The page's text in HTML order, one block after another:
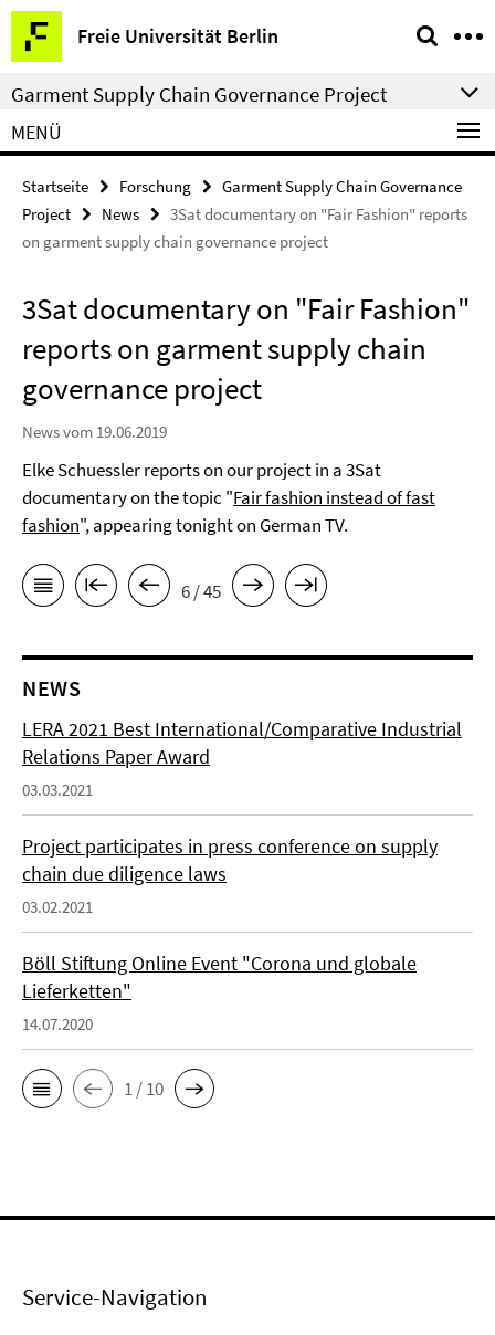
Springe
direkt
zu
Inhalt
Freie Universität Berlin
Service-
Navigation
Garment Supply Chain Governance Project
MENÜ
Startseite Forschung
Garment Supply Chain Governance
Project
News
3Sat documentary on "Fair Fashion" reports
on garment supply chain governance project
3Sat documentary on "Fair Fashion"
reports on garment supply chain
governance project
News vom 19.06.2019
Elke Schuessler reports on our project in a 3Sat
documentary on the topic "Fair fashion instead of fast
fashion", appearing tonight on German TV.
6 / 45
NEWS
LERA 2021 Best International/Comparative Industrial
Relations Paper Award
03.03.2021
Project participates in press conference on supply
chain due diligence laws
03.02.2021
Böll Stiftung Online Event "Corona und globale
Lieferketten"
14.07.2020
1 / 10
Service-Navigation